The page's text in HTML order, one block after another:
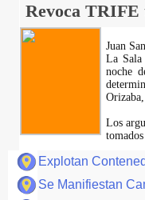
Revoca
Juan
La
noche
Los
tomados
Explotan
Se Manifiestan